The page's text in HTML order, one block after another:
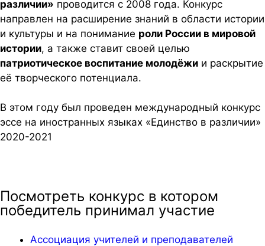
различии» проводится с 2008 года. Конкурс
направлен на расширение знаний в области истории
и культуры и на понимание роли России в мировой
истории, а также ставит своей целью
патриотическое воспитание молодёжи и раскрытие
её творческого потенциала.
В этом году был проведен международный конкурс
эссе на иностранных языках «Единство в различии»
2020-2021
Посмотреть конкурс в котором
победитель принимал участие
Ассоциация учителей и преподавателей